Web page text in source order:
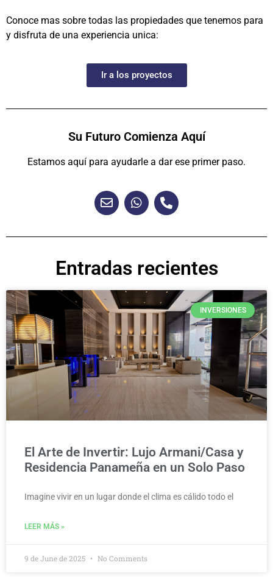
Conoce mas sobre todas las propiedades que tenemos para
y disfruta de una experiencia unica:
Ir a los proyectos
Su Futuro Comienza Aquí
Estamos aquí para ayudarle a dar ese primer paso.
Entradas recientes
INVERSIONES
El Arte de Invertir: Lujo Armani/Casa y
Residencia Panameña en un Solo Paso
Imagine vivir en un lugar donde el clima es cálido todo el
LEER MÁS »
9 de June de 2025 No Comments